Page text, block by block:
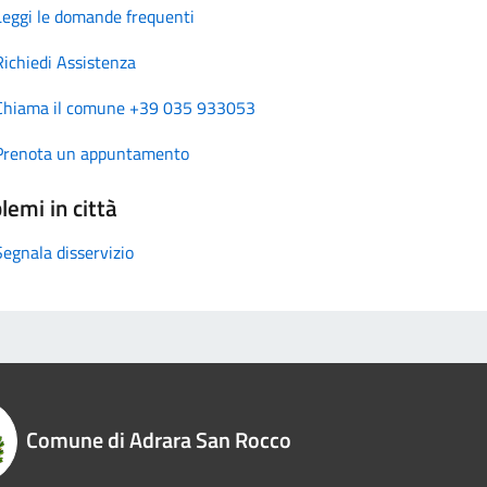
le domande frequenti
Assistenza
il comune +39 035 933053
un appuntamento
in città
disservizio
Comune di Adrara San Rocco